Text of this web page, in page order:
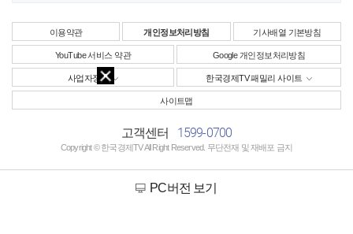
이용약관 개인정보처리방침 기사배열 기본방침
YouTube 서비스 약관 Google 개인정보처리방침
사업자정보 한국경제TV 패밀리 사이트
사이트맵
고객센터 1599-0700
Copyright © 한국경제TV All Right Reserved. 무단전재 및 재배포 금지
PC버전 보기